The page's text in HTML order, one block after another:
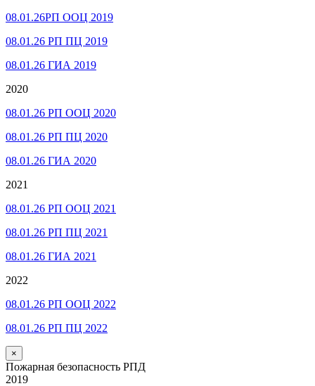
08.01.26РП ООЦ 2019
08.01.26 РП ПЦ 2019
08.01.26 ГИА 2019
2020
08.01.26 РП ООЦ 2020
08.01.26 РП ПЦ 2020
08.01.26 ГИА 2020
2021
08.01.26 РП ООЦ 2021
08.01.26 РП ПЦ 2021
08.01.26 ГИА 2021
2022
08.01.26 РП ООЦ 2022
08.01.26 РП ПЦ 2022
×
Пожарная безопасность РПД
2019